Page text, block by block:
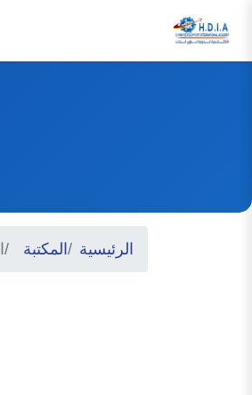
الرئيسية المكتبة